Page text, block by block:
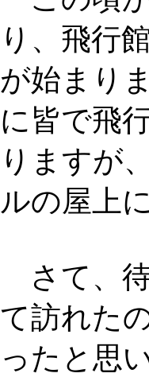
り、飛行
が始まり
に皆で飛
りますが
ルの屋上
さて、
て訪れた
ったと思